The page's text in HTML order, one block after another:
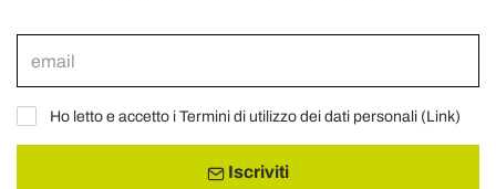
Ho letto e accetto i Termini di utilizzo dei dati personali (Link)
Iscriviti